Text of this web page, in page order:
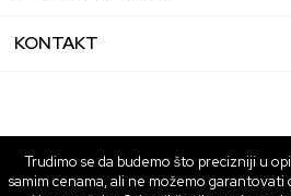
KONTAKT